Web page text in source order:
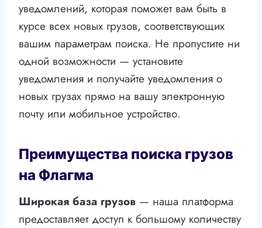
уведомлений, которая поможет вам быть в
курсе всех новых грузов, соответствующих
вашим параметрам поиска. Не пропустите ни
одной возможности — установите
уведомления и получайте уведомления о
новых грузах прямо на вашу электронную
почту или мобильное устройство.
Преимущества поиска грузов
на Флагма
Широкая база грузов — наша платформа
предоставляет доступ к большому количеству